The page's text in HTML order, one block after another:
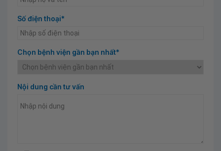
Số điện thoại*
Chọn bệnh viện gần bạn nhất*
Nội dung cần tư vấn